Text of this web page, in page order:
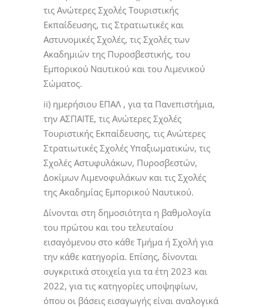
τις Ανώτερες Σχολές Τουριστικής
Εκπαίδευσης, τις Στρατιωτικές και
Αστυνομικές Σχολές, τις Σχολές των
Ακαδημιών της Πυροσβεστικής, του
Εμπορικού Ναυτικού και του Λιμενικού
Σώματος.
ii) ημερήσιου ΕΠΑΛ , για τα Πανεπιστήμια,
την ΑΣΠΑΙΤΕ, τις Ανώτερες Σχολές
Τουριστικής Εκπαίδευσης, τις Ανώτερες
Στρατιωτικές Σχολές Υπαξιωματικών, τις
Σχολές Αστυφυλάκων, Πυροσβεστών,
Δοκίμων Λιμενοφυλάκων και τις Σχολές
της Ακαδημίας Εμπορικού Ναυτικού.
Δίνονται στη δημοσιότητα η βαθμολογία
του πρώτου και του τελευταίου
εισαγόμενου στο κάθε Τμήμα ή Σχολή για
την κάθε κατηγορία. Επίσης, δίνονται
συγκριτικά στοιχεία για τα έτη 2023 και
2022, για τις κατηγορίες υποψηφίων,
όπου οι βάσεις εισαγωγής είναι αναλογικά